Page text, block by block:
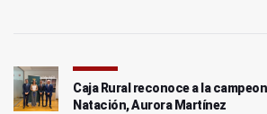
Caja Rural reconoce a la
Natación, Aurora Martínez